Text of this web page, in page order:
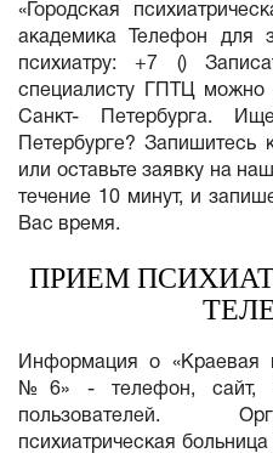
«Городская
академика Телефон для
психиатру: +7 ()
специалисту ГПТЦ можно
Санкт- Петербурга.
Петербурге?
или оставьте заявку на
течение 10 минут, и
Вас время.
ПРИЕМ
Информация о «Краевая
№6» - телефон, сайт,
пользователей.
психиатрическая